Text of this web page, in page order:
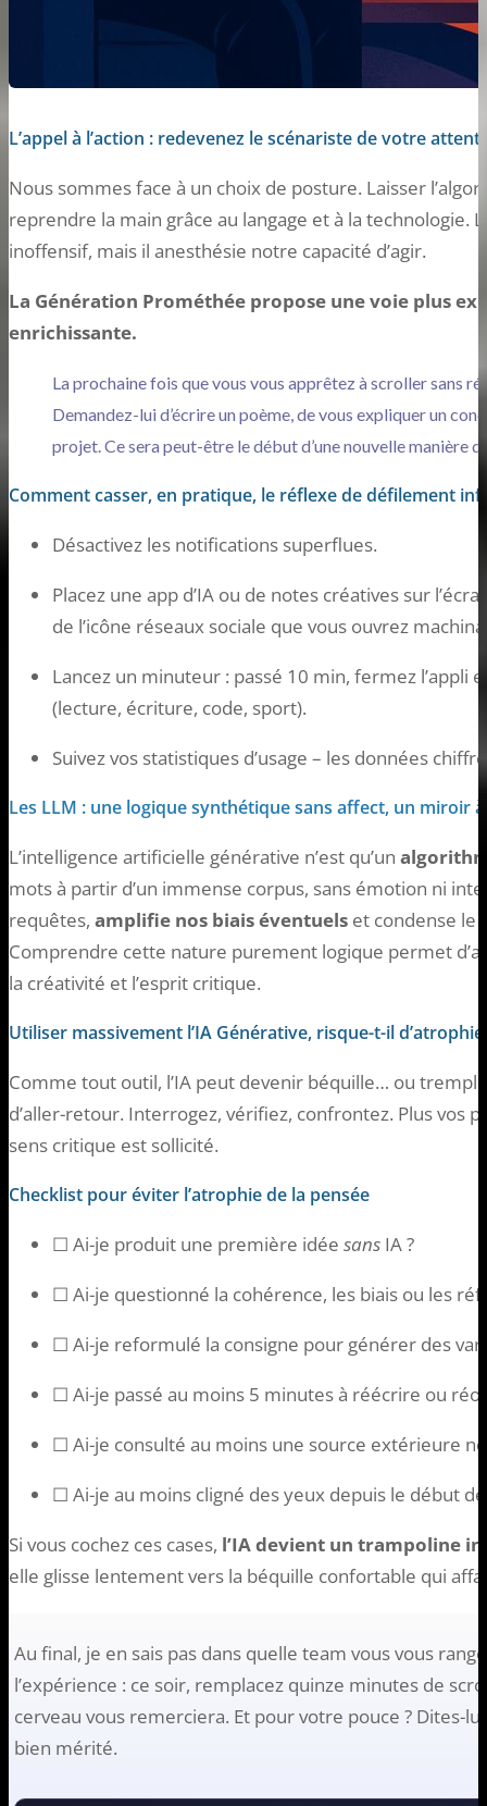
L’appel à l’action : redevenez le scénariste de votre
Nous sommes face à un choix de posture. Laisser
reprendre la main grâce au langage et à la technologie.
inoffensif, mais il anesthésie notre capacité d’agir.
La Génération Prométhée propose une voie plus
enrichissante.
La prochaine fois que vous vous apprêtez à scroller sans
Demandez-lui d’écrire un poème, de vous expliquer un
projet. Ce sera peut-être le début d’une nouvelle manière
Comment casser, en pratique, le réflexe de défilement
Désactivez les notifications superflues.
Placez une app d’IA ou de notes créatives sur
de l’icône réseaux sociale que vous ouvrez
Lancez un minuteur : passé 10 min, fermez l’appli
(lecture, écriture, code, sport).
Suivez vos statistiques d’usage – les données
Les LLM : une logique synthétique sans affect, un miroir
L’intelligence artificielle générative n’est qu’un
mots à partir d’un immense corpus, sans émotion ni
requêtes, amplifie nos biais éventuels et condense le
Comprendre cette nature purement logique permet
la créativité et l’esprit critique.
Utiliser massivement l’IA Générative, risque-t-il
Comme tout outil, l’IA peut devenir béquille… ou
d’aller-retour. Interrogez, vérifiez, confrontez. Plus vos
sens critique est sollicité.
Checklist pour éviter l’atrophie de la pensée
☐ Ai-je produit une première idée sans IA ?
☐ Ai-je questionné la cohérence, les biais ou les
☐ Ai-je reformulé la consigne pour générer des
☐ Ai-je passé au moins 5 minutes à réécrire ou
☐ Ai-je consulté au moins une source extérieure
☐ Ai-je au moins cligné des yeux depuis le début
Si vous cochez ces cases, l’IA devient un trampoline
elle glisse lentement vers la béquille confortable qui
Au final, je en sais pas dans quelle team vous vous
l’expérience : ce soir, remplacez quinze minutes de
cerveau vous remerciera. Et pour votre pouce ? Dites-lui
bien mérité.